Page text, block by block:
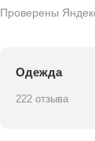
Проверены
Одежда
222 отзыва